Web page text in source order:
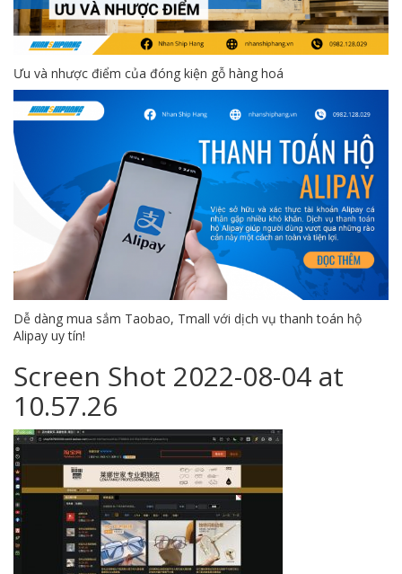
Ưu và nhược điểm của đóng kiện gỗ hàng hoá
Dễ dàng mua sắm Taobao, Tmall với dịch vụ thanh toán hộ
Alipay uy tín!
Screen Shot 2022-08-04 at
10.57.26